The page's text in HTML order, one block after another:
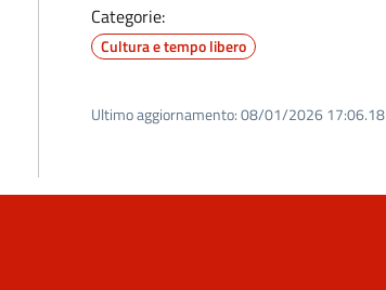
Categorie:
Cultura e tempo libero
Ultimo aggiornamento:08/01/2026 17:06.18